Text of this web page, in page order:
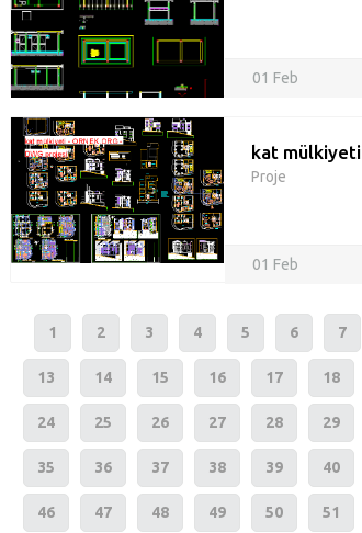
01 Feb
kat mülkiyeti
Proje
01 Feb
1 2 3 4 5 6 7
13 14 15 16 17 18
24 25 26 27 28 29
35 36 37 38 39 40
46 47 48 49 50 51